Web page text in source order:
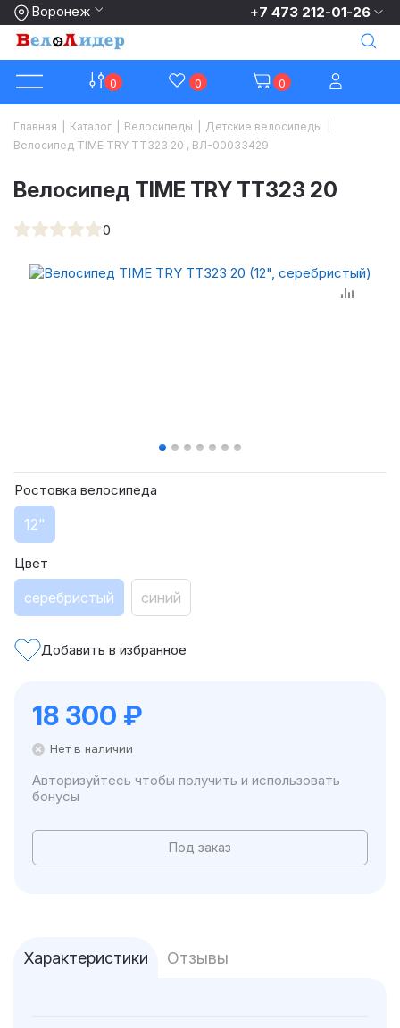
Воронеж +7 473 212-01-26
0 0 0
Главная Каталог Велосипеды Детские велосипеды
Велосипед TIME TRY TT323 20 , ВЛ-00033429
Велосипед TIME TRY TT323 20
0
Ростовка велосипеда
12"
Цвет
серебристый синий
Добавить в избранное
18 300 ₽
Нет в наличии
Авторизуйтесь чтобы получить и использовать
бонусы
Под заказ
Характеристики Отзывы